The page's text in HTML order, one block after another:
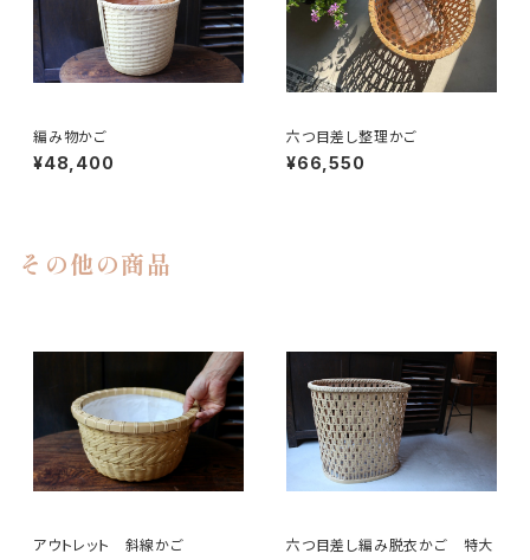
編み物かご
¥48,400
六つ目差し整理かご
¥66,550
その他の商品
アウトレット 斜線かご 六つ目差し編み脱衣かご 特大